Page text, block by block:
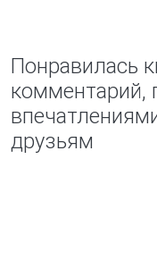
Понравилась
комментарий,
друзьям